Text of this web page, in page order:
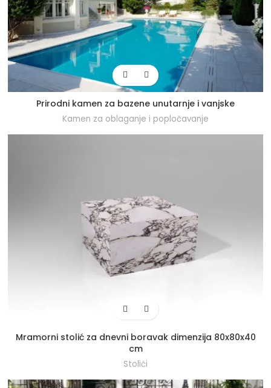
Prirodni kamen za bazene unutarnje i vanjske
Kamen za oblaganje i popločavanje
Mramorni stolić za dnevni boravak dimenzija 80x80x40
cm
Stolići